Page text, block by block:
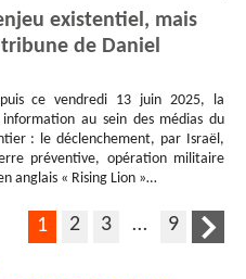
existentiel, mais
de Daniel
ce vendredi 13 juin 2025, la
information au sein des médias du
: le déclenchement, par Israël,
préventive, opération militaire
anglais « Rising Lion »…
1 2 3 … 9